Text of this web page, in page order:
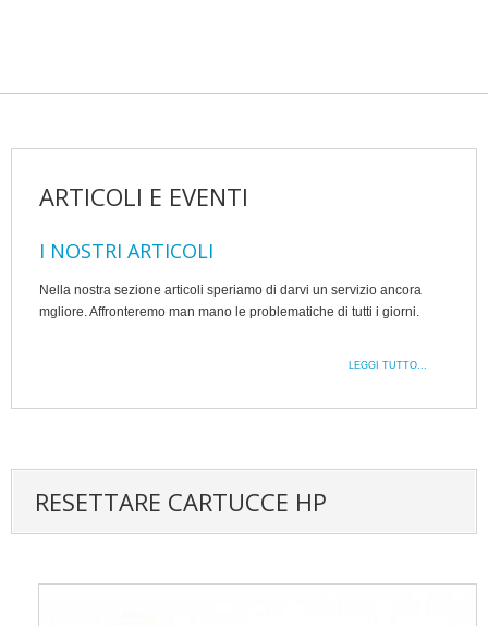
ARTICOLI E EVENTI
I NOSTRI ARTICOLI
Nella nostra sezione articoli speriamo di darvi un servizio ancora
mgliore. Affronteremo man mano le problematiche di tutti i giorni.
LEGGI TUTTO...
RESETTARE CARTUCCE HP